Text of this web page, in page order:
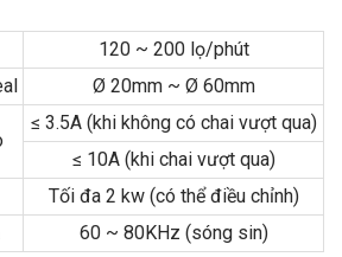
120 ~ 200 lọ/phút
Ø 20mm ~ Ø 60mm
≤ 3.5A (khi không có chai vượt qua)
≤ 10A (khi chai vượt qua)
Tối đa 2 kw (có thể điều chỉnh)
60 ~ 80KHz (sóng sin)